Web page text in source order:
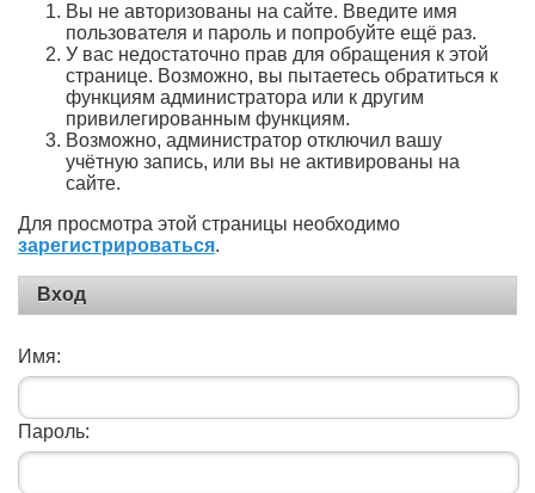
Вы не авторизованы на сайте. Введите имя
пользователя и пароль и попробуйте ещё раз.
У вас недостаточно прав для обращения к этой
странице. Возможно, вы пытаетесь обратиться к
функциям администратора или к другим
привилегированным функциям.
Возможно, администратор отключил вашу
учётную запись, или вы не активированы на
сайте.
Для просмотра этой страницы необходимо
зарегистрироваться.
Вход
Имя:
Пароль: